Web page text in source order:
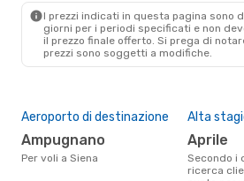
Roma - Siena
Trenitalia1 Scalo
Siena- Roma
I prezzi indicati in questa pagina sono
giorni per i periodi specificati e non
il ​​prezzo finale offerto. Si prega di
prezzi sono soggetti a modifiche.
Aeroporto di destinazione
Ampugnano
Per voli a Siena
Alta
aprile
Secondo i dati della nostra
ricerca